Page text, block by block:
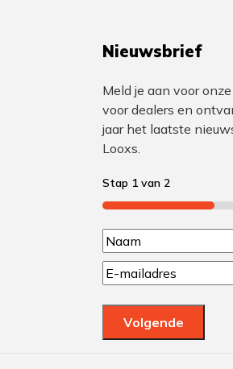
Nieuwsbrief
Meld je aan voor
voor dealers en
jaar het laatste
Looxs.
Stap 1 van 2
50%
N
a
a
N
a
a
E
m
a
Volgende